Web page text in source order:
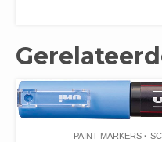
PAINT MARKERS